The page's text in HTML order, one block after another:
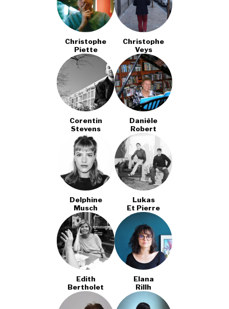
Christophe
Piette
Christophe
Veys
Corentin
Stevens
Danièle
Robert
Delphine
Musch
Lukas
Et Pierre
Edith
Bertholet
Elana
Rillh